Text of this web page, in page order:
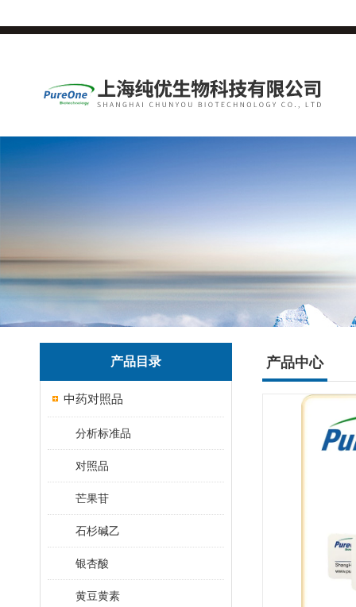
产品目录
中药对照品
分析标准品
对照品
芒果苷
石杉碱乙
银杏酸
黄豆黄素
产品中心